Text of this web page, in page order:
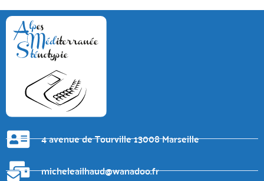
4 avenue de Tourville 13008 Marseille
micheleailhaud@wanadoo.fr